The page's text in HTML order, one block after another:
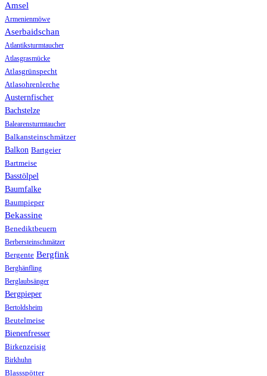
Amsel
Armenienmöwe
Aserbaidschan
Atlantiksturmtaucher
Atlasgrasmücke
Atlasgrünspecht
Atlasohrenlerche
Austernfischer
Bachstelze
Balearensturmtaucher
Balkansteinschmätzer
Balkon Bartgeier
Bartmeise
Basstölpel
Baumfalke
Baumpieper
Bekassine
Benediktbeuern
Berbersteinschmätzer
Bergente Bergfink
Berghänfling
Berglaubsänger
Bergpieper
Bertoldsheim
Beutelmeise
Bienenfresser
Birkenzeisig
Birkhuhn
Blassspötter